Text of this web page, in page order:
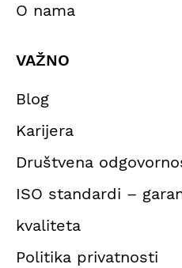
O nama
VAŽNO
Blog
Karijera
Društvena
ISO standardi –
kvaliteta
Politika privatnosti